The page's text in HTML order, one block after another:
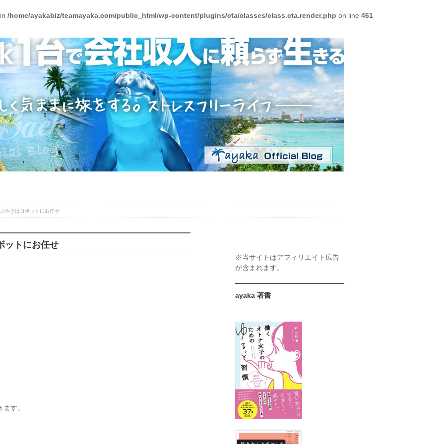
/home/ayakabiz/teamayaka.com/public_html/wp-content/plugins/cta/classes/class.cta.render.php on line 461
やきはロボットにお任せ
ットにお任せ
す。
※当サイトはアフィリエイト広告
が含まれます。
ayaka 著書